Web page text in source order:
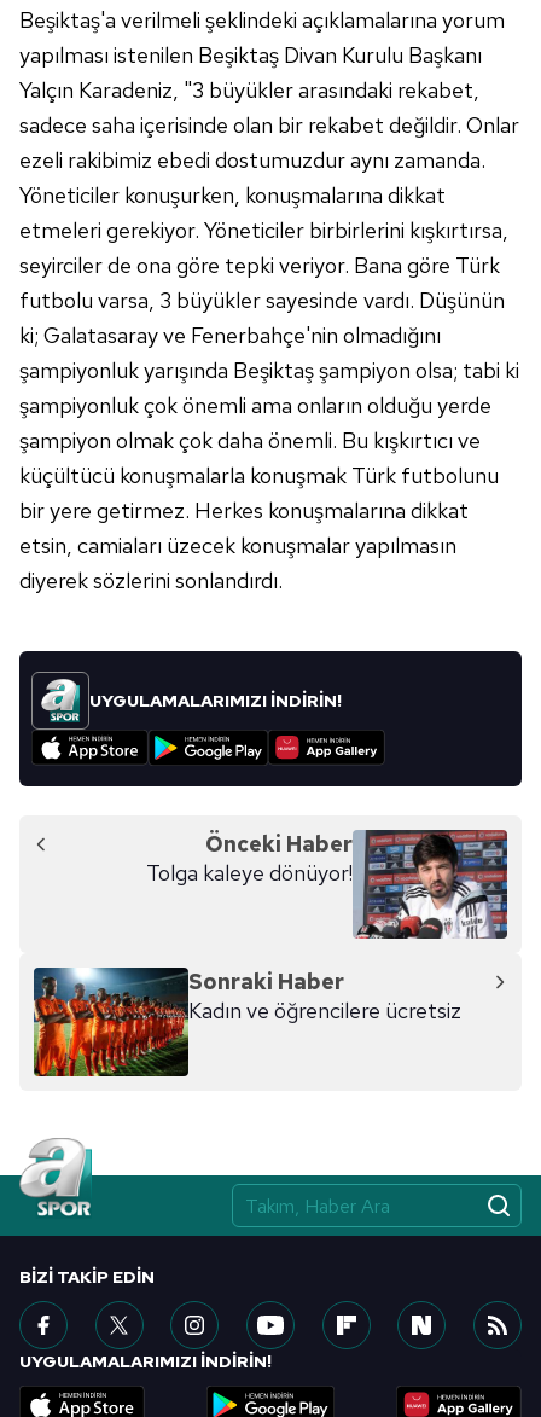
Beşiktaş'a verilmeli şeklindeki açıklamalarına yorum
yapılması istenilen Beşiktaş Divan Kurulu Başkanı
Yalçın Karadeniz, "3 büyükler arasındaki rekabet,
sadece saha içerisinde olan bir rekabet değildir. Onlar
ezeli rakibimiz ebedi dostumuzdur aynı zamanda.
Yöneticiler konuşurken, konuşmalarına dikkat
etmeleri gerekiyor. Yöneticiler birbirlerini kışkırtırsa,
seyirciler de ona göre tepki veriyor. Bana göre Türk
futbolu varsa, 3 büyükler sayesinde vardı. Düşünün
ki; Galatasaray ve Fenerbahçe'nin olmadığını
şampiyonluk yarışında Beşiktaş şampiyon olsa; tabi ki
şampiyonluk çok önemli ama onların olduğu yerde
şampiyon olmak çok daha önemli. Bu kışkırtıcı ve
küçültücü konuşmalarla konuşmak Türk futbolunu
bir yere getirmez. Herkes konuşmalarına dikkat
etsin, camiaları üzecek konuşmalar yapılmasın
diyerek sözlerini sonlandırdı.
UYGULAMALARIMIZI İNDİRİN!
Önceki Haber
Tolga kaleye dönüyor!
Sonraki Haber
Kadın ve öğrencilere ücretsiz
BIZI TAKIP EDIN
UYGULAMALARIMIZI İNDİRİN!